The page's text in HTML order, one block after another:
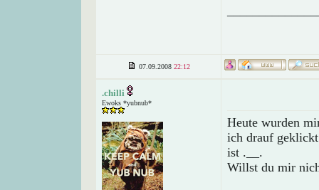
07.09.2008 22:12
.chilli
Ewoks *yubnub*
Heute wurden
ich drauf geklickt
ist .__.
Willst du mir